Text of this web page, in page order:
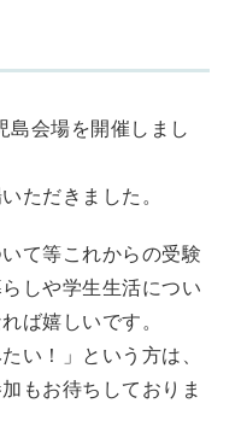
島会場を開催しまし
ただきました。
て等これからの受験
しや学生生活につい
ば嬉しいです。
い！」という方は、
もお待ちしておりま